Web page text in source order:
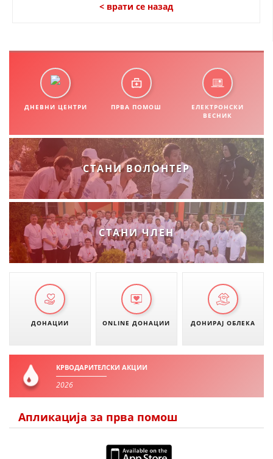
ЗАКОН ЗА ЦКРМ
ОРГАНИЗАЦИЈА И РАЗВОЈ
РАКОВОДЕН ОДБОР
СОБРАНИЕ
СТРУКТУРА И ОРГАНИЗАЦИОНА ПОСТАВЕНОСТ
ДИСЕМИНАЦИЈА
MЕЃУНАРОДНО ХУМАНИТАРНО ПРАВО
ПРОМОЦИЈА НА ХУМАНИ ВРЕДНОСТИ
СОЦИЈАЛНО ХУМАНИТАРНА ДЕЈНОСТ
КАКО ДА ДОНИРАТЕ
ИСТРАЖУВАЊЕ НА ЈАВНО МИСЛЕЊЕ
< врати се назад
ДНЕВНИ ЦЕНТРИ ПРВА ПОМОШ
ЕЛЕКТРОНСКИ
ВЕСНИК
СТАНИ ВОЛОНТЕР
СТАНИ ЧЛЕН
ДОНАЦИИ ONLINE ДОНАЦИИ ДОНИРАЈ ОБЛЕКА
КРВОДАРИТЕЛСКИ АКЦИИ
2026
Апликација за прва помош